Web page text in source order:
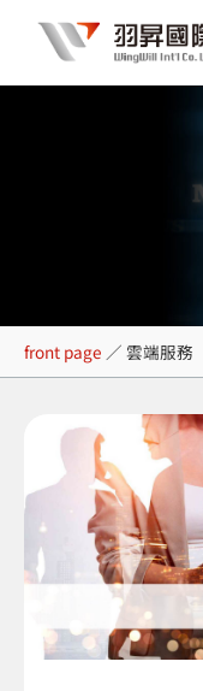
content
雲端服務
front page ／ 雲端服務